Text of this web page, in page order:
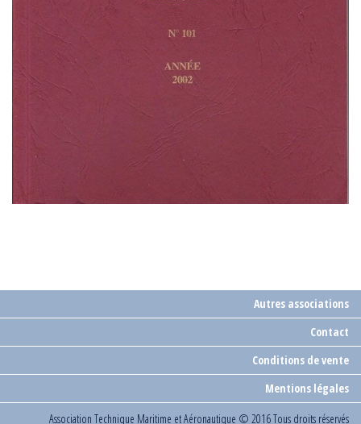
Autres associations
Contact
Conditions de vente
Mentions légales
Association Technique Maritime et Aéronautique © 2016 Tous droits réservés